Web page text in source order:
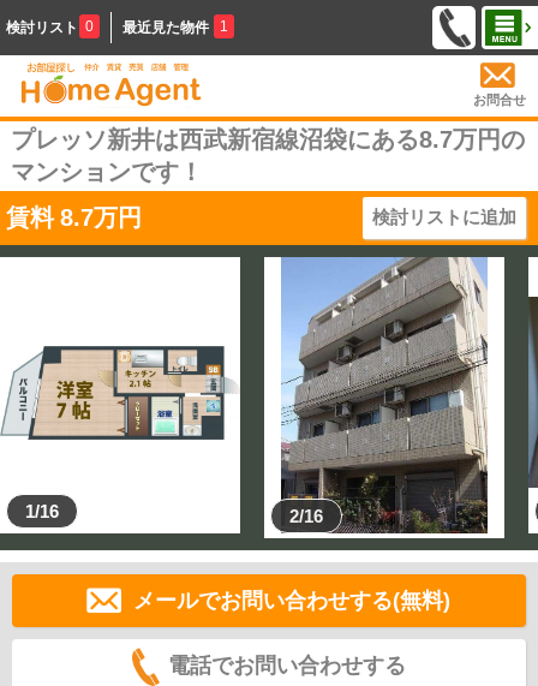
検討リスト 0 最近見た物件 1
お問合せ
プレッソ新井は西武新宿線沼袋にある8.7万円の
マンションです！
賃料 8.7万円 検討リストに追加
1/16 2/16
メールでお問い合わせする(無料)
電話でお問い合わせする